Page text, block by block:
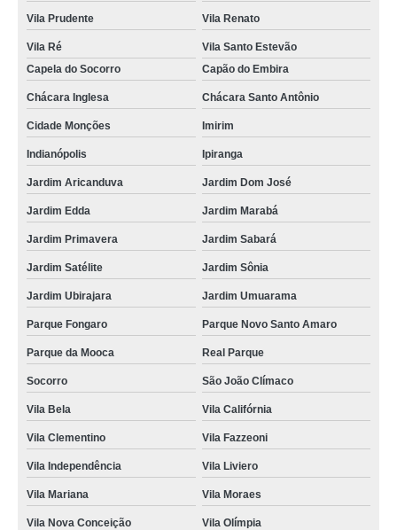
Vila Prudente Vila Renato
Vila Ré
Vila Santo Estevão
Capela do Socorro
Capão do Embira
Chácara Inglesa Chácara Santo Antônio
Cidade Monções Imirim
Indianópolis Ipiranga
Jardim Aricanduva Jardim Dom José
Jardim Edda Jardim Marabá
Jardim Primavera Jardim Sabará
Jardim Satélite Jardim Sônia
Jardim Ubirajara Jardim Umuarama
Parque Fongaro Parque Novo Santo Amaro
Parque da Mooca Real Parque
Socorro São João Clímaco
Vila Bela Vila Califórnia
Vila Clementino Vila Fazzeoni
Vila Independência Vila Liviero
Vila Mariana Vila Moraes
Vila Nova Conceição Vila Olímpia